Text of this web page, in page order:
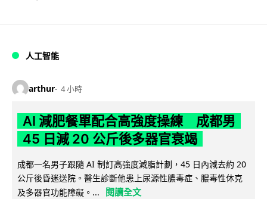
人工智能
arthur 4 小時
AI 減肥餐單配合高強度操練 成都男
45 日減 20 公斤後多器官衰竭
成都一名男子跟隨 AI 制訂高強度減脂計劃，45 日內減去約 20
公斤後昏迷送院。醫生診斷他患上尿源性膿毒症、膿毒性休克
及多器官功能障礙。...
閱讀全文